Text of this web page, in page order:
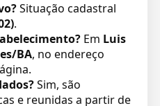
Situação cadastral
.
Em Luis
BA, no endereço
Sim, são
e reunidas a partir de